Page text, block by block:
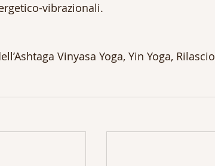
vibrazionali.
Vinyasa Yoga, Yin Yoga, Rilascio